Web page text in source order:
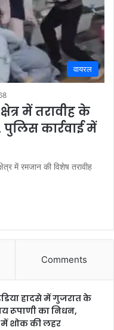
वायरल
में तरावीह के
पुलिस कार्रवाई में
में रमजान की विशेष तरावीह
Comments
हादसे में गुजरात के
रूपाणी का निधन,
शोक की लहर